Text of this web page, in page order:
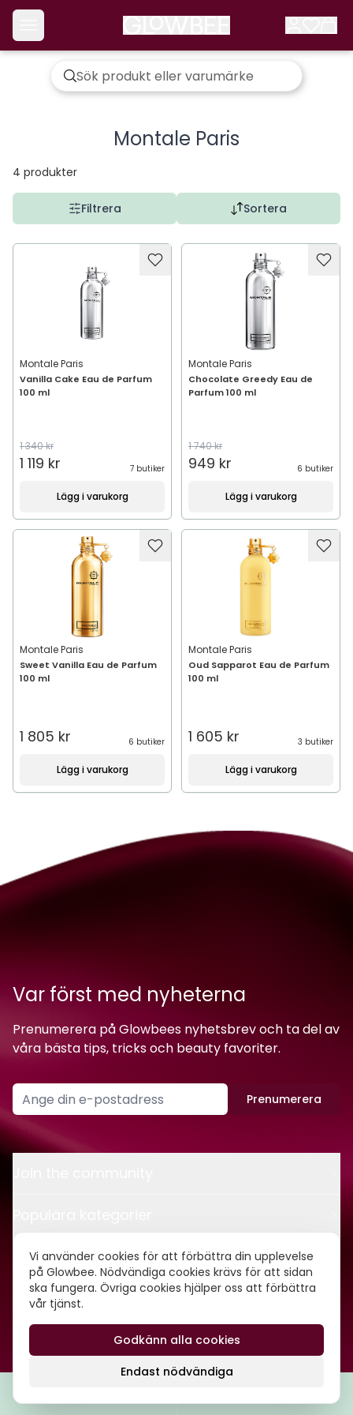
Vi använder cookies för att förbättra din upplevelse
på Glowbee. Nödvändiga cookies krävs för att sidan
ska fungera. Övriga cookies hjälper oss att förbättra
vår tjänst.
Endast nödvändiga
Godkänn alla cookies
Montale Paris
4 produkter
Filtrera Sortera
Montale Paris
Vanilla Cake Eau de Parfum
100 ml
1 340 kr
1 119 kr 7 butiker
Lägg i varukorg
Montale Paris
Chocolate Greedy Eau de
Parfum 100 ml
1 740 kr
949 kr 6 butiker
Lägg i varukorg
Montale Paris
Sweet Vanilla Eau de Parfum
100 ml
1 805 kr 6 butiker
Lägg i varukorg
Montale Paris
Oud Sapparot Eau de Parfum
100 ml
1 605 kr 3 butiker
Lägg i varukorg
Var först med nyheterna
Prenumerera på Glowbees nyhetsbrev och ta del av
våra bästa tips, tricks och beauty favoriter.
Prenumerera
Kontakt
Om oss
©2026Glowbee AB • Org.nr: 559540-5837